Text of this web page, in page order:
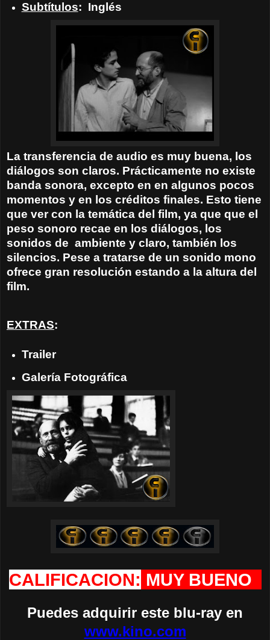
Subtítulos: Inglés
La transferencia de audio es muy buena, los
diálogos son claros. Prácticamente no existe
banda sonora, excepto en en algunos pocos
momentos y en los créditos finales. Esto tiene
que ver con la temática del film, ya que que el
peso sonoro recae en los diálogos, los
sonidos de ambiente y claro, también los
silencios. Pese a tratarse de un sonido mono
ofrece gran resolución estando a la altura del
film.
EXTRAS:
Trailer
Galería Fotográfica
CALIFICACION: MUY BUENO
Puedes adquirir este blu-ray en
www.kino.com